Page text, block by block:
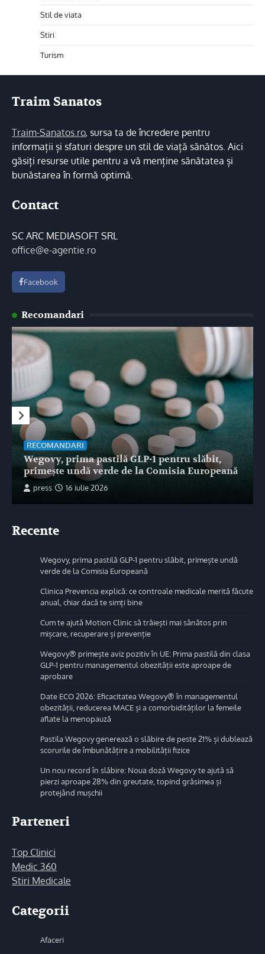
Stil de viata
Stiri
Turism
Traim Sanatos
Traim-Sanatos.ro, sursa ta de încredere pentru
informații și sfaturi despre un stil de viață sănătos. Aici
găsiți resurse utile pentru a vă menține sănătatea și
bunăstarea în formă optimă.
Contact
SC ARC MEDIASOFT SRL
office@e-agentie.ro
Facebook
Recomandari
RECOMANDARI
Wegovy, prima pastilă GLP-1 pentru slăbit,
primește undă verde de la Comisia Europeană
press 16 iulie 2026
Recente
Wegovy, prima pastilă GLP-1 pentru slăbit, primește undă
verde de la Comisia Europeană
Clinica Prevencia explică: ce controale medicale merită făcute
anual, chiar dacă te simți bine
Cum te ajută Motion Clinic să trăiești mai sănătos prin
mișcare, recuperare și prevenție
Wegovy® primește aviz pozitiv în UE: Prima pastilă din clasa
GLP-1 pentru managementul obezității este aproape de
aprobare
Date ECO 2026: Eficacitatea Wegovy® în managementul
obezității, reducerea MACE și a comorbidităților la femeile
aflate la menopauză
Pastila Wegovy generează o slăbire de peste 21% și dublează
scorurile de îmbunătățire a mobilității fizice
Un nou record în slăbire: Noua doză Wegovy te ajută să
pierzi aproape 28% din greutate, topind grăsimea și
protejând mușchii
Parteneri
Top Clinici
Medic 360
Stiri Medicale
Categorii
Afaceri